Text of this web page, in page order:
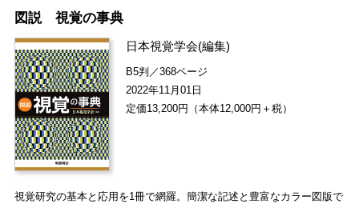
図説 視覚の事典
日本視覚学会(編集)
B5判／368ページ
2022年11月01日
定価13,200円（本体12,000円＋税）
視覚研究の基本と応用を1冊で網羅。簡潔な記述と豊富なカラー図版で